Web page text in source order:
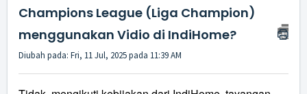
Champions League (Liga Champion)
menggunakan Vidio di IndiHome?
Diubah pada: Fri, 11 Jul, 2025 pada 11:39 AM